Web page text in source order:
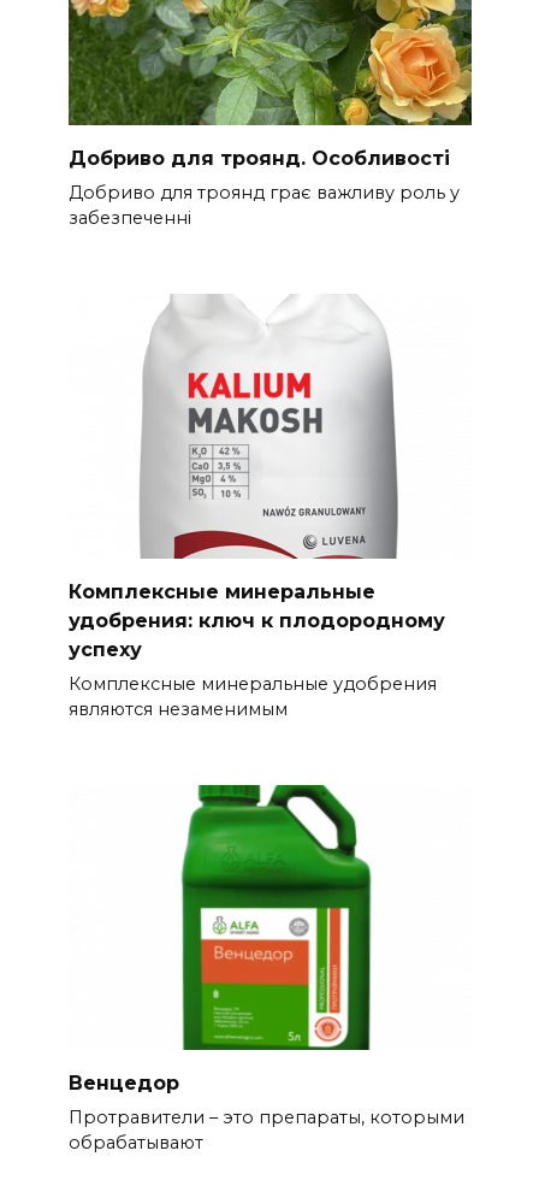
Добриво для троянд. Особливості
Добриво для троянд грає важливу роль у
забезпеченні
Комплексные минеральные
удобрения: ключ к плодородному
успеху
Комплексные минеральные удобрения
являются незаменимым
Венцедор
Протравители – это препараты, которыми
обрабатывают